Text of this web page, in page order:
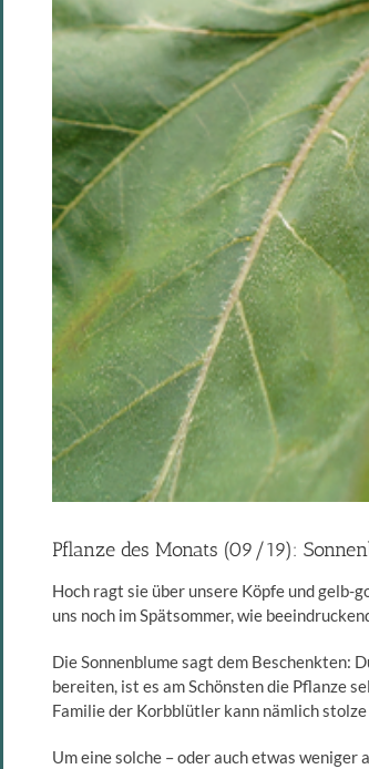
Pflanze des Monats (09/19):
Hoch ragt sie über unsere Köpfe und gelb-
uns noch im Spätsommer, wie
Die Sonnenblume sagt dem Beschenkten:
bereiten, ist es am Schönsten die Pflanze
Familie der Korbblütler kann nämlich stolze
Um eine solche – oder auch etwas